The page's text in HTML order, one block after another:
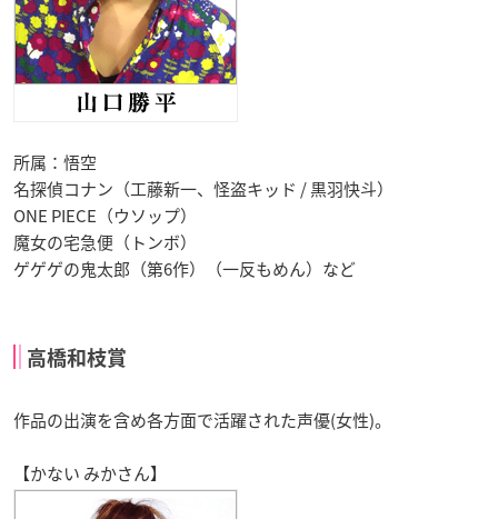
所属：悟空
名探偵コナン（工藤新一、怪盗キッド / 黒羽快斗）
ONE PIECE（ウソップ）
魔女の宅急便（トンボ）
ゲゲゲの鬼太郎（第6作）（一反もめん）など
高橋和枝賞
作品の出演を含め各方面で活躍された声優(女性)。
【かない みかさん】